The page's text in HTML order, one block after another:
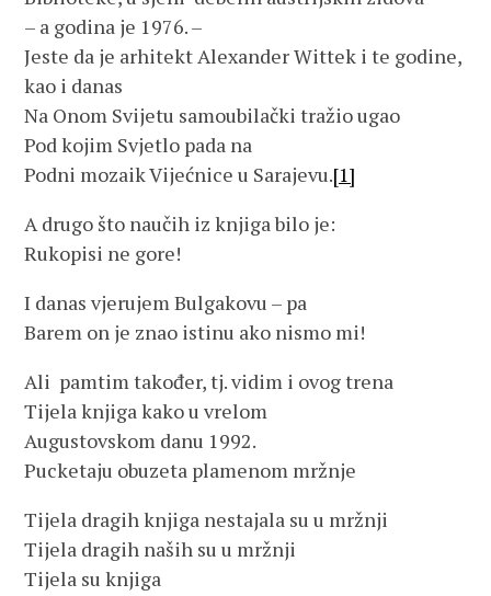
– a godina je 1976. –
Jeste da je arhitekt Alexander Wittek i te godine,
kao i danas
Na Onom Svijetu samoubilački tražio ugao
Pod kojim Svjetlo pada na
Podni mozaik Vijećnice u Sarajevu.[1]
A drugo što naučih iz knjiga bilo je:
Rukopisi ne gore!
I danas vjerujem Bulgakovu – pa
Barem on je znao istinu ako nismo mi!
Ali pamtim također, tj. vidim i ovog trena
Tijela knjiga kako u vrelom
Augustovskom danu 1992.
Pucketaju obuzeta plamenom mržnje
Tijela dragih knjiga nestajala su u mržnji
Tijela dragih naših su u mržnji
Tijela su knjiga